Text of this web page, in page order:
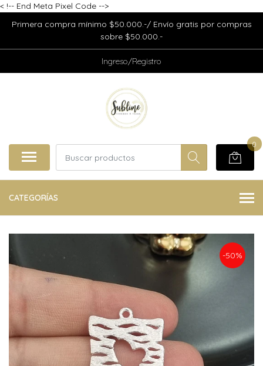
< !-- End Meta Pixel Code -->
Primera compra mínimo $50.000.-/ Envío gratis por compras
sobre $50.000.-
Ingreso/Registro
0
CATEGORÍAS
-50%